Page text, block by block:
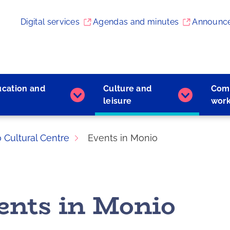
Digital services Agendas and minutes
and
Early
childhood
and
Culture and
leisure
Culture
and
Cultural Centre Events in Monio
in Monio